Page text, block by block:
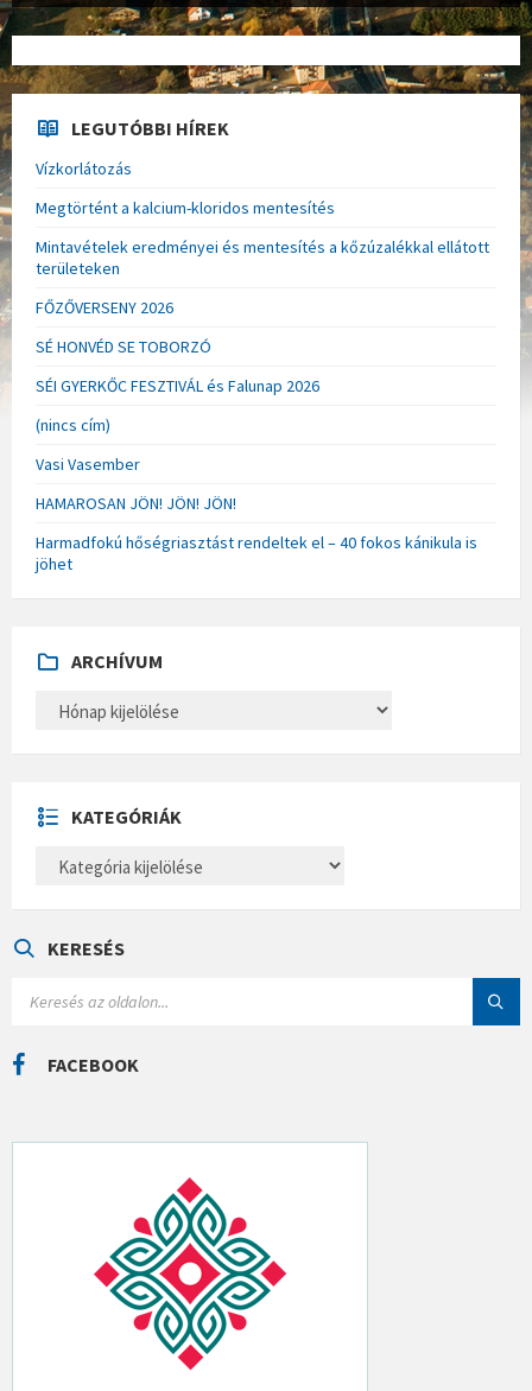
LEGUTÓBBI HÍREK
Vízkorlátozás
Megtörtént a kalcium-kloridos mentesítés
Mintavételek eredményei és mentesítés a kőzúzalékkal ellátott
területeken
FŐZŐVERSENY 2026
SÉ HONVÉD SE TOBORZÓ
SÉI GYERKŐC FESZTIVÁL és Falunap 2026
(nincs cím)
Vasi Vasember
HAMAROSAN JÖN! JÖN! JÖN!
Harmadfokú hőségriasztást rendeltek el – 40 fokos kánikula is
jöhet
ARCHÍVUM
H
U
M
KATEGÓRIÁK
E
Á
KERESÉS
C
H
FACEBOOK